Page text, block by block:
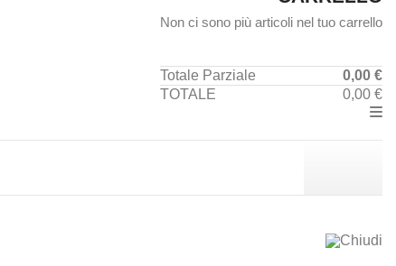
Non ci sono più articoli nel tuo carrello
Totale Parziale
0,00 €
TOTALE
0,00 €
Chiudi